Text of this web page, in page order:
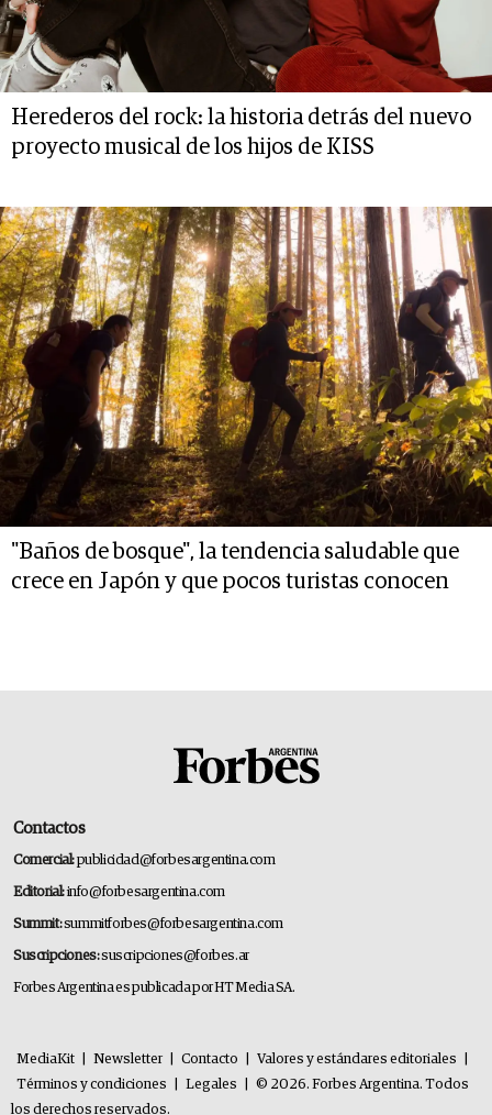
Herederos del rock: la historia detrás del nuevo
proyecto musical de los hijos de KISS
"Baños de bosque", la tendencia saludable que
crece en Japón y que pocos turistas conocen
Contactos
Comercial:publicidad@forbesargentina.com
Editorial:info@forbesargentina.com
Summit:summitforbes@forbesargentina.com
Suscripciones:suscripciones@forbes.ar
Forbes Argentina es publicada por HT Media SA.
MediaKit Newsletter Contacto Valores y estándares editoriales
Términos y condiciones
Legales
© 2026. Forbes Argentina. Todos
los derechos reservados.